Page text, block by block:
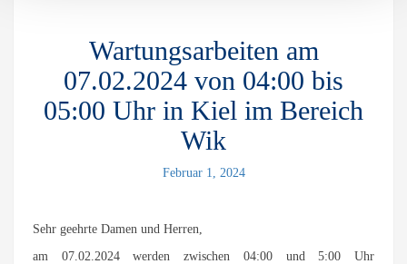
Wartungsarbeiten am
07.02.2024 von 04:00 bis
05:00 Uhr in Kiel im Bereich
Wik
Februar 1, 2024
Sehr geehrte Damen und Herren,
am 07.02.2024 werden zwischen 04:00 und 5:00 Uhr